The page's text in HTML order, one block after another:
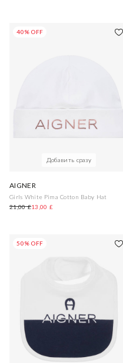
40% OFF
Добавить сразу
AIGNER
Girls White Pima Cotton Baby Hat
21,00 £13,00 £
50% OFF